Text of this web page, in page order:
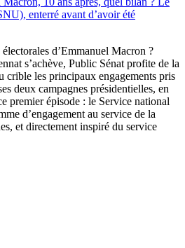
enterré avant d’avoir été
d’Emmanuel Macron ?
s’achève, Public Sénat profite de la
crible les principaux engagements pris
deux campagnes présidentielles, en
premier épisode : le Service national
d’engagement au service de la
et directement inspiré du service